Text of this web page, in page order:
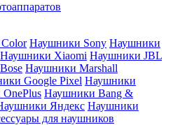
Наушники Sony Наушники
Наушники Xiaomi Наушники JBL
Наушники Marshall
Google Pixel Наушники
Наушники Bang &
Яндекс Наушники
для наушников